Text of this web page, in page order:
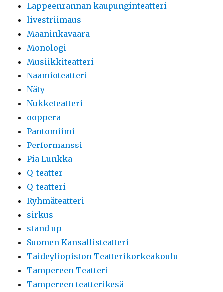
Lappeenrannan kaupunginteatteri
livestriimaus
Maaninkavaara
Monologi
Musiikkiteatteri
Naamioteatteri
Näty
Nukketeatteri
ooppera
Pantomiimi
Performanssi
Pia Lunkka
Q-teatter
Q-teatteri
Ryhmäteatteri
sirkus
stand up
Suomen Kansallisteatteri
Taideyliopiston Teatterikorkeakoulu
Tampereen Teatteri
Tampereen teatterikesä